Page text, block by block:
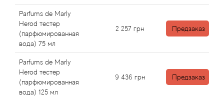
Parfums de Marly
Herod тестер
(парфюмированная
вода) 75 мл
2 257 грн Предзаказ
Parfums de Marly
Herod тестер
(парфюмированная
вода) 125 мл
9 436 грн Предзаказ
Annayake
Anne Fontaine
Annick Goutal
Antonia's Flowers